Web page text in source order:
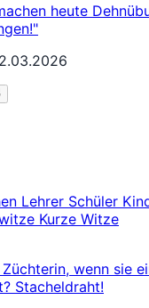
heute
Lehrer Schüler
Kurze Witze
wenn sie
Stacheldraht!